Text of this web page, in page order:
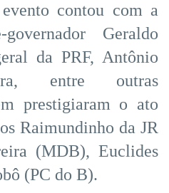
contou com a
Geraldo
da PRF, Antônio
entre outras
prestigiaram o ato
Raimundinho da JR
(MDB), Euclides
(PC do B).